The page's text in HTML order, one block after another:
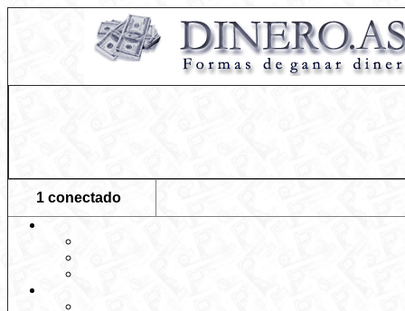
1 conectado